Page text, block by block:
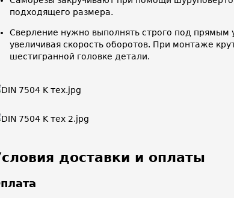
подходящего размера.
Сверление нужно выполнять строго под прямым
увеличивая скорость оборотов. При монтаже
шестигранной головке детали.
доставки и оплаты